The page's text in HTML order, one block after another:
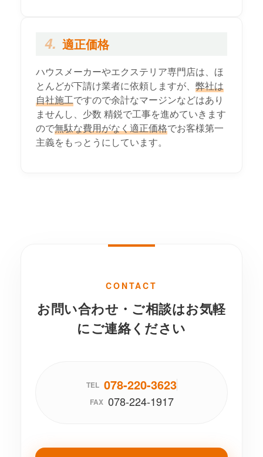
4. 適正価格
ハウスメーカーやエクステリア専門店は、ほ
とんどが下請け業者に依頼しますが、 弊社は
自社施工ですので余計なマージンなどはあり
ませんし、少数 精鋭で工事を進めていきます
ので無駄な費用がなく適正価格でお客様第一
主義をもっとうにしています。
CONTACT
お問い合わせ・ご相談はお気軽
にご連絡ください
TEL 078-220-3623
FAX 078-224-1917